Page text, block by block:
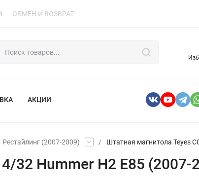
ОБМЕН И ВОЗВРАТ
АКЦИИ
Рестайлинг (2007-2009) / Штатная магнитола Teyes
32 Hummer H2 E85 (2007-